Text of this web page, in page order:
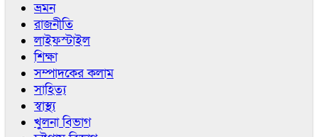
ভ্রমন
রাজনীতি
লাইফস্টাইল
শিক্ষা
সম্পাদকের কলাম
সাহিত্য
স্বাস্থ্য
খুলনা বিভাগ